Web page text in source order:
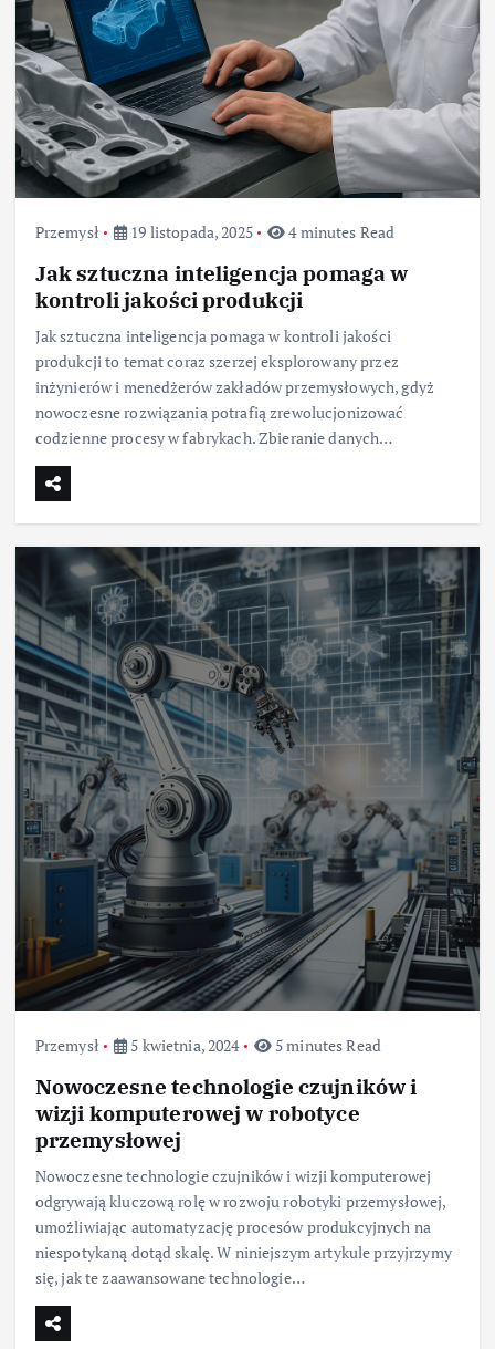
Przemysł 19 listopada, 2025 4 minutes Read
Jak sztuczna inteligencja pomaga w
kontroli jakości produkcji
Jak sztuczna inteligencja pomaga w kontroli jakości
produkcji to temat coraz szerzej eksplorowany przez
inżynierów i menedżerów zakładów przemysłowych, gdyż
nowoczesne rozwiązania potrafią zrewolucjonizować
codzienne procesy w fabrykach. Zbieranie danych…
Przemysł 5 kwietnia, 2024 5 minutes Read
Nowoczesne technologie czujników i
wizji komputerowej w robotyce
przemysłowej
Nowoczesne technologie czujników i wizji komputerowej
odgrywają kluczową rolę w rozwoju robotyki przemysłowej,
umożliwiając automatyzację procesów produkcyjnych na
niespotykaną dotąd skalę. W niniejszym artykule przyjrzymy
się, jak te zaawansowane technologie…